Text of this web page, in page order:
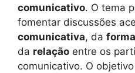
comunicativo. O tema
fomentar discussões
comunicativa, da
da relação entre os
comunicativo. O